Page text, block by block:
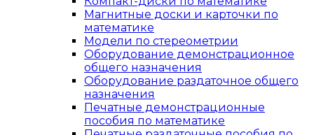
Магнитные доски и карточки по
математике
Модели по стереометрии
Оборудование демонстрационное
общего назначения
Оборудование раздаточное общего
назначения
Печатные демонстрационные
пособия по математике